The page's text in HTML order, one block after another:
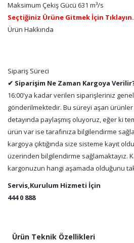
Maksimum Çekiş Gücü 631 m³/s
Seçtiğiniz Ürüne Gitmek İçin Tıklayın.
Ürün Hakkında
Sipariş Süreci
✔ Siparişim Ne Zaman Kargoya
16:00'ya kadar verilen siparişleriniz
gönderilmektedir. Bu süreyi aşan
detayında paylaşmış oluyoruz, eğer ki
ürün var ise tarafınıza bilgilendirme
kargoya çıktığında size sisteme kayıt
üzerinden bilgilendirme sağlamaktayız.
kargonuzun hangi aşamada olduğunu
Servis,Kurulum Hizmeti İçin
444 0 888
Ürün Teknik Özellikleri